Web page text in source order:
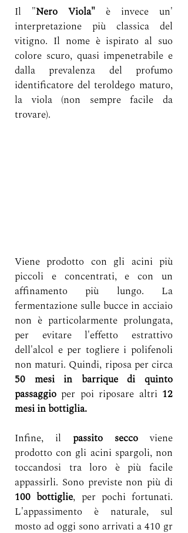
Il "Nero Viola" è invece un'
interpretazione più classica del
vitigno. Il nome è ispirato al suo
colore scuro, quasi impenetrabile e
dalla prevalenza del profumo
identificatore del teroldego maturo,
la viola (non sempre facile da
trovare).
Viene prodotto con gli acini più
piccoli e concentrati, e con un
affinamento più lungo. La
fermentazione sulle bucce in acciaio
non è particolarmente prolungata,
per evitare l'effetto estrattivo
dell'alcol e per togliere i polifenoli
50 mesi in barrique di quinto
passaggio per poi riposare altri 12
mesi in bottiglia.
Infine, il passito secco viene
prodotto con gli acini spargoli, non
toccandosi tra loro è più facile
100 bottiglie, per pochi fortunati.
L'appassimento è naturale, sul
mosto ad oggi sono arrivati a 410 gr